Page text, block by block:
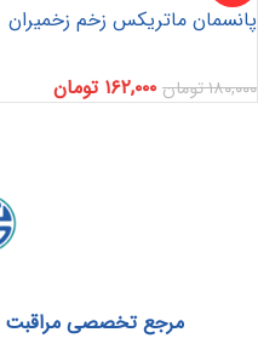
پانسمان ماتریکس زخم زخمیران
۱۸۰,۰۰۰تومان ۱۶۲,۰۰۰ تومان
مرجع تخصصی مراقبت